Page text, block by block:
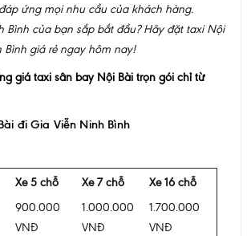
ứng mọi nhu cầu của khách hàng.
Bình của bạn sắp bắt đầu? Hãy đặt taxi Nội
Bình giá rẻ ngay hôm nay!
giá taxi sân bay Nội Bài trọn gói chỉ từ
đi Gia Viễn Ninh Bình
Xe 5 chỗ Xe 7 chỗ
Xe 16 chỗ
900.000
VNĐ
1.000.000
VNĐ
1.700.000
VNĐ